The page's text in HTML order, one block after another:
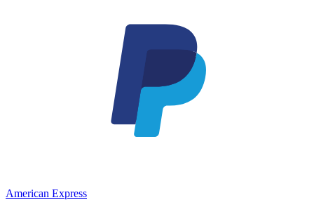
American Express